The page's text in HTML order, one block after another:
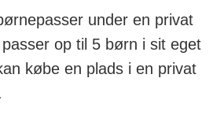
under en privat
op til 5 børn i sit eget
købe en plads i en privat